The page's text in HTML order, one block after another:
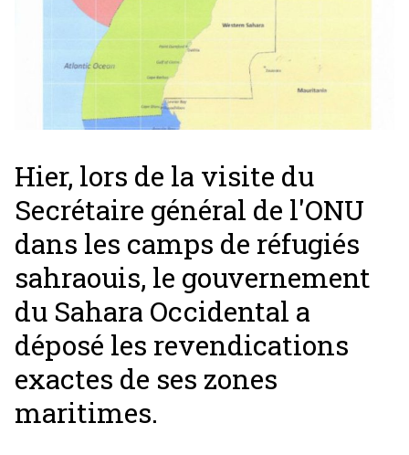
Hier, lors de la visite du
Secrétaire général de l'ONU
dans les camps de réfugiés
sahraouis, le gouvernement
du Sahara Occidental a
déposé les revendications
exactes de ses zones
maritimes.